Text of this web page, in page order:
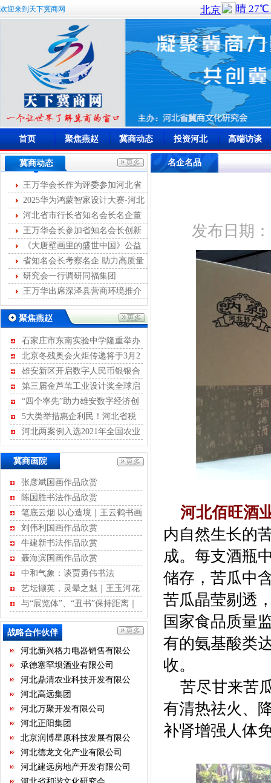
欢迎来到天下冀商网
首页 聚焦燕赵 冀商动态 投资河北 高端访谈
名企名品
发布日期
河北佰旺酒
内自然生长的
成。每支酒瓶
储存，苦瓜中
苦瓜晶莹剔透
国家食品质量
有的氨基酸类
收。
苦尽甘来苦
有清热祛火、
补肾增强人体
冀商动态
王万华会长作为评委参加河北省
首届燕赵女主播大赛
2025华为鸿蒙智家设计大赛-河北
站开幕
河北省市行长省知名会长名企董
事长第十次圆桌峰会成功举办
王万华会长参加省知名会长创新
服务第35次联席会
《大唐壁画里的盛世中国》公益
讲座举办
省知名会长考察名企 助力高质量
发展研究会一行调研同福集团
王万华出席深泽县营商环境推介
会
聚焦燕赵
石家庄市东南实验中学隆重举办
离队入团暨青春宣誓活动
北京冬残奥会火炬传递将于3月2
日至4日进行
雄安新区开启数字人民币银银合
作模式
第三届金芦苇工业设计奖全球启
动征集
“四个率先”助力雄安数字经济创
新发展
5大类举措惠企利民！河北省税
务局开展2022年便民办税“春风行
动”
河北两案例入选2021年全国农业
绿色发展典型案例
冀商画院
张彦斌国画作品欣赏
陈国胜书法作品欣赏
笔底云烟 以心造境｜王云鹤书画
作品评赏
刘伟利国画作品欣赏
牛建新书法作品欣赏
聂海滨国画作品欣赏
中和气象：谈贾勇伟书法
艺坛撷英，灵晕之魅｜王玉河花
鸟作品赏析
与“展览体”、“丑书”保持距离｜
江书学行草记
战略合作伙伴
河北省不动产商会
石家庄市沧州商会
河北省康龙文化传播有限公司
河北经贸大学继续教育学院
河北省书画艺术研究院
石家庄国大酒店经营有限公司
石家庄君乐宝乳业有限公司
河北新天第装饰工程有限公司
华北制药集团有限责任公司
保定昊元电气科技有限公司
红星美凯龙家居集团股份有限
公司
天津河北商会
内蒙古河北商会
河北新兴格力电器销售有限公
司
承德塞罕坝酒业有限公司
河北鼎清农业科技开发有限公
司
河北高远集团
河北万聚开发有限公司
河北正阳集团
北京润博星原科技发展有限公
司
河北德龙文化产业有限公司
河北建远房地产开发有限公司
河北省和谐文化研究会